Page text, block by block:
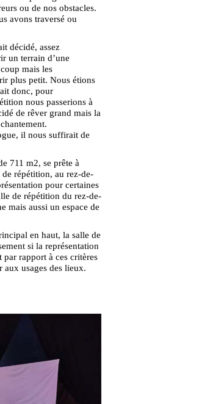
ou de nos obstacles.
avons traversé ou
décidé, assez
un terrain d’une
mais les
plus petit. Nous étions
donc, pour
nous passerions à
de rêver grand mais la
il nous suffirait de
711 m2, se prête à
répétition, au rez-de-
pour certaines
de répétition du rez-de-
mais aussi un espace de
en haut, la salle de
si la représentation
rapport à ces critères
aux usages des lieux.